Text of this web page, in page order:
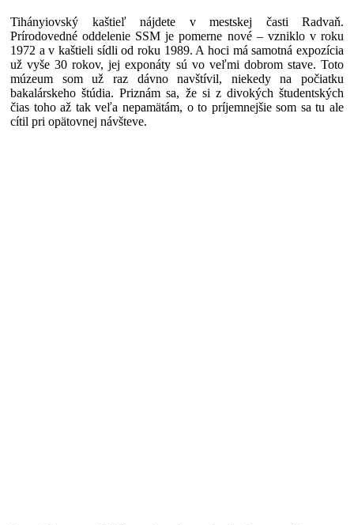
Tihányiovský kaštieľ nájdete v mestskej časti Radvaň.
Prírodovedné oddelenie SSM je pomerne nové – vzniklo v roku
1972 a v kaštieli sídli od roku 1989. A hoci má samotná expozícia
už vyše 30 rokov, jej exponáty sú vo veľmi dobrom stave. Toto
múzeum som už raz dávno navštívil, niekedy na počiatku
bakalárskeho štúdia. Priznám sa, že si z divokých študentských
čias toho až tak veľa nepamätám, o to príjemnejšie som sa tu ale
cítil pri opätovnej návšteve.